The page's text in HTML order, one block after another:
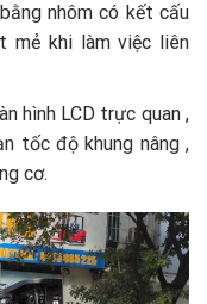
nhôm có kết cấu
mẻ khi làm việc liên
hình LCD trực quan ,
tốc độ khung nâng ,
cơ.